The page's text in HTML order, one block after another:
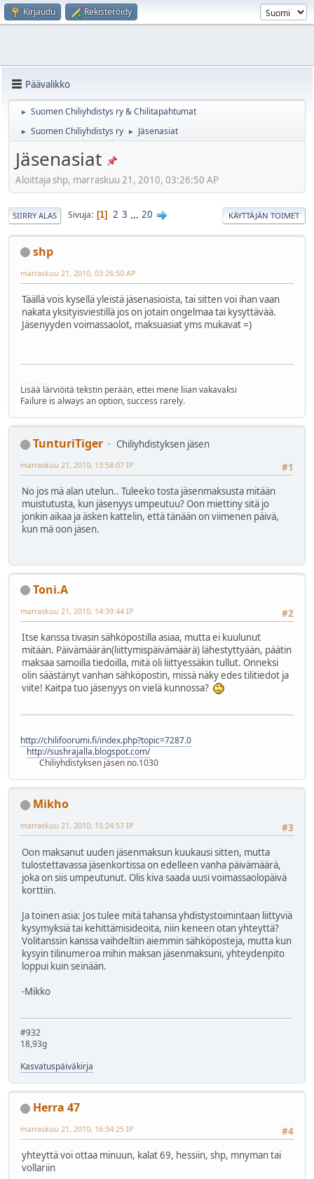
Kirjaudu Rekisteröidy
Päävalikko
► Suomen Chiliyhdistys ry & Chilitapahtumat
► Suomen Chiliyhdistys ry ► Jäsenasiat
Jäsenasiat
Aloittaja shp, marraskuu 21, 2010, 03:26:50 AP
SIIRRY ALAS Sivuja 1 2 3 ... 20 KÄYTTÄJÄN TOIMET
shp
marraskuu 21, 2010, 03:26:50 AP
Täällä vois kysellä yleistä jäsenasioista, tai sitten voi ihan vaan
nakata yksityisviestillä jos on jotain ongelmaa tai kysyttävää.
Jäsenyyden voimassaolot, maksuasiat yms mukavat =)
Lisää lärviöitä tekstin perään, ettei mene liian vakavaksi
Failure is always an option, success rarely.
TunturiTiger
Chiliyhdistyksen jäsen
#1
marraskuu 21, 2010, 13:58:07 IP
No jos mä alan utelun.. Tuleeko tosta jäsenmaksusta mitään
muistutusta, kun jäsenyys umpeutuu? Oon miettiny sitä jo
jonkin aikaa ja äsken kattelin, että tänään on viimenen päivä,
kun mä oon jäsen.
Toni.A
#2
marraskuu 21, 2010, 14:39:44 IP
Itse kanssa tivasin sähköpostilla asiaa, mutta ei kuulunut
mitään. Päivämäärän(liittymispäivämäärä) lähestyttyään, päätin
maksaa samoilla tiedoilla, mitä oli liittyessäkin tullut. Onneksi
olin säästänyt vanhan sähköpostin, missä näky edes tilitiedot ja
viite! Kaitpa tuo jäsenyys on vielä kunnossa?
http://chilifoorumi.fi/index.php?topic=7287.0
http://sushrajalla.blogspot.com/
Chiliyhdistyksen jäsen no.1030
Mikho
#3
marraskuu 21, 2010, 15:24:57 IP
Oon maksanut uuden jäsenmaksun kuukausi sitten, mutta
tulostettavassa jäsenkortissa on edelleen vanha päivämäärä,
joka on siis umpeutunut. Olis kiva saada uusi voimassaolopäivä
korttiin.
Ja toinen asia: Jos tulee mitä tahansa yhdistystoimintaan liittyviä
kysymyksiä tai kehittämisideoita, niin keneen otan yhteyttä?
Volitanssin kanssa vaihdeltiin aiemmin sähköposteja, mutta kun
kysyin tilinumeroa mihin maksan jäsenmaksuni, yhteydenpito
loppui kuin seinään.
-Mikko
#932
18,93g
Kasvatuspäiväkirja
Herra 47
#4
marraskuu 21, 2010, 16:34:25 IP
yhteyttä voi ottaa minuun, kalat 69, hessiin, shp, mnyman tai
vollariin